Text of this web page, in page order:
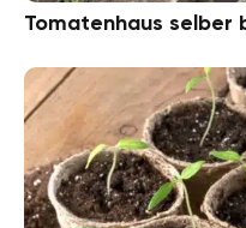
Tomatenhaus selber